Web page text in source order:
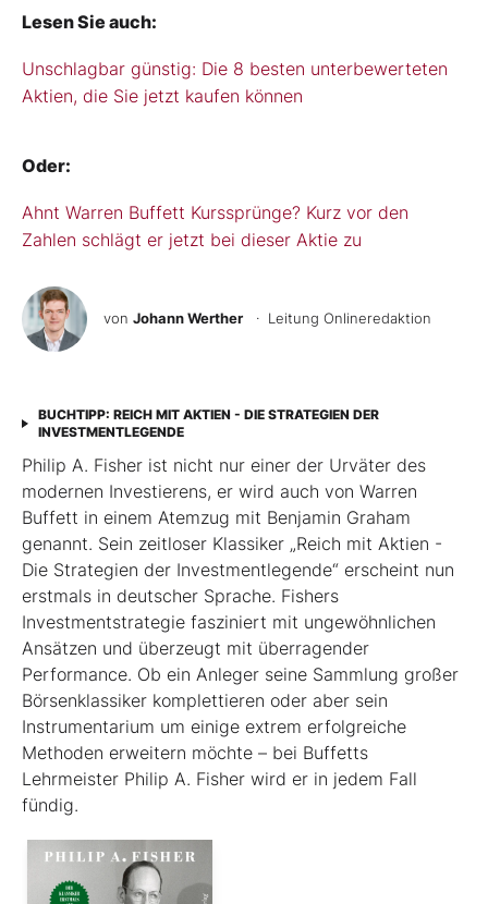
Lesen Sie auch:
Unschlagbar günstig: Die 8 besten unterbewerteten
Aktien, die Sie jetzt kaufen können
Oder:
Ahnt Warren Buffett Kurssprünge? Kurz vor den
Zahlen schlägt er jetzt bei dieser Aktie zu
von Johann Werther · Leitung Onlineredaktion
BUCHTIPP: REICH MIT AKTIEN - DIE STRATEGIEN DER
INVESTMENTLEGENDE
Philip A. Fisher ist nicht nur einer der Urväter des
modernen Investierens, er wird auch von Warren
Buffett in einem Atemzug mit Benjamin Graham
genannt. Sein zeitloser Klassiker „Reich mit Aktien -
Die Strategien der Investmentlegende“ erscheint nun
erstmals in deutscher Sprache. Fishers
Investmentstrategie fasziniert mit ungewöhnlichen
Ansätzen und überzeugt mit überragender
Performance. Ob ein Anleger seine Sammlung großer
Börsenklassiker komplettieren oder aber sein
Instrumentarium um einige extrem erfolgreiche
Methoden erweitern möchte – bei Buffetts
Lehrmeister Philip A. Fisher wird er in jedem Fall
fündig.